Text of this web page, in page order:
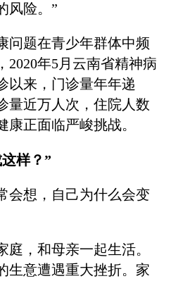
风险。”
问题在青少年群体中频
2020年5月云南省精神病
以来，门诊量年年递
量近万人次，住院人数
正面临严峻挑战。
样？”
会想，自己为什么会变
庭，和母亲一起生活。
生意遭遇重大挫折。家